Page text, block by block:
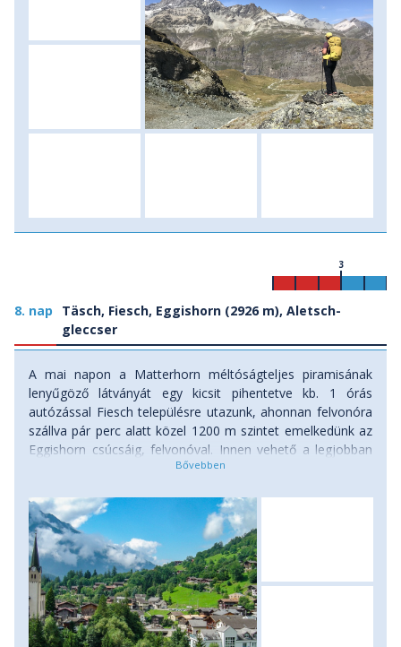
8. nap
Täsch, Fiesch, Eggishorn (2926 m), Aletsch-
gleccser
3
A mai napon a Matterhorn méltóságteljes piramisának
lenyűgöző látványát egy kicsit pihentetve kb. 1 órás
autózással Fiesch településre utazunk, ahonnan felvonóra
szállva pár perc alatt közel 1200 m szintet emelkedünk az
Eggishorn csúcsáig, felvonóval. Innen vehető a legjobban
szemügyre az Alpok leghosszabb jégfolyama, a 23 km
felocsúdva némi pihenő után a Märjela-völgyön keresztül le
is ereszkedünk, hogy közelebbről is szemügyre vegyük a
gleccser töredezett jégtömbjeit. Egy menedékház
érintésével egy hosszú alagúton is áthaladva, alternatív
útvonalon térünk vissza Fiescheralp állomásra, hogy a
felvonó kabinjaiból élvezzük a további ereszkedést. (Táv:
15 kilométer, szint: 900 méter fel/le, menetidő: 7-8 óra)
Szállás: kemping.